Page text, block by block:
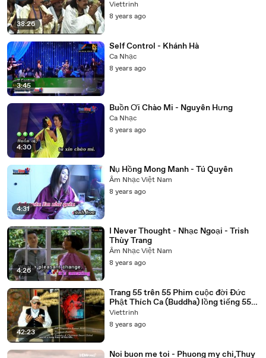
38:26
lồng tiếng
Viettrinh
8 years ago
3:45
Self Control - Khánh Hà
Ca Nhạc
8 years ago
4:30
Buồn Ơi Chào Mi - Nguyên Hưng
Ca Nhạc
8 years ago
4:31
Nụ Hồng Mong Manh - Tú Quyên
Âm Nhạc Việt Nam
8 years ago
4:26
I Never Thought - Nhạc Ngoại - Trish
Thùy Trang
Âm Nhạc Việt Nam
8 years ago
42:23
Trang 55 trên 55 Phim cuộc đời Đức
Phật Thích Ca (Buddha) lồng tiếng 55
tập trọn bộ
Viettrinh
8 years ago
Noi buon me toi - Phuong my chi,Thuy